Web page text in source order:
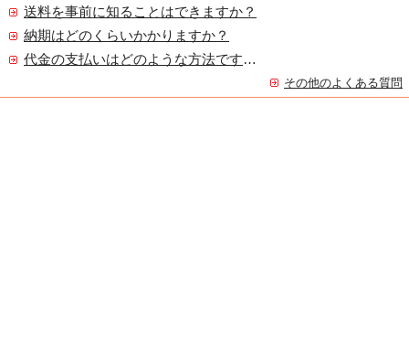
送料を事前に知ることはできますか？
納期はどのくらいかかりますか？
代金の支払いはどのような方法ですか？
その他のよくある質問